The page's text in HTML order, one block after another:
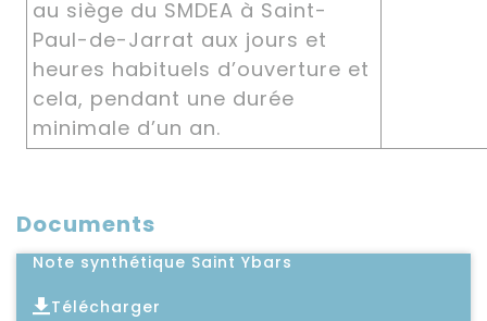
au siège du SMDEA à Saint-
Paul-de-Jarrat aux jours et
heures habituels d’ouverture et
cela, pendant une durée
minimale d’un an.
Documents
Note synthétique Saint Ybars
Télécharger